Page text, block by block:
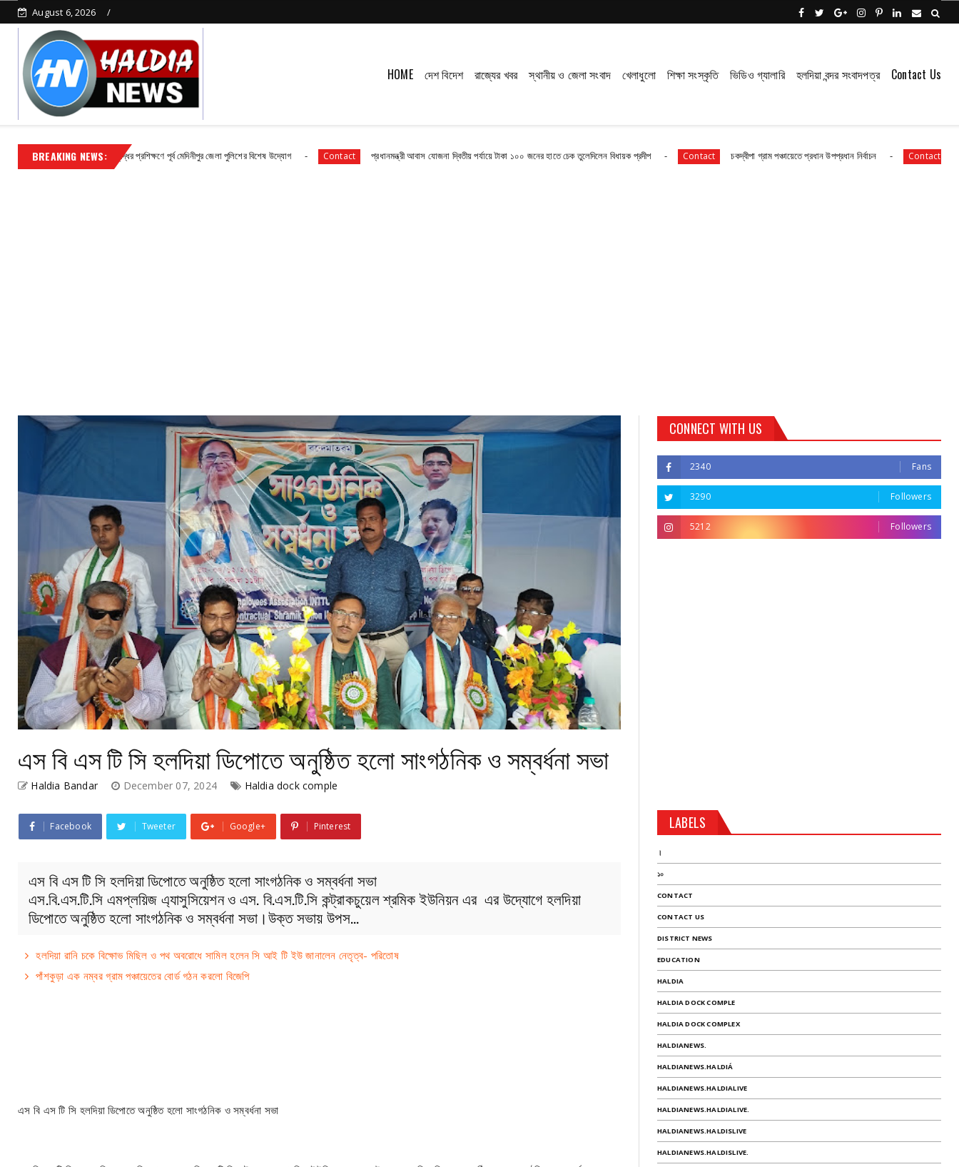
August 6, 2026
HOME দেশ বিদেশ রাজ্যের খবর স্থানীয় ও জেলা সংবাদ খেলাধুলো শিক্ষা সংস্কৃতি ভিডিও গ্যালারি হলদিয়া বন্দর সংবাদপত্র Contact Us
BREAKING NEWS:
অপরাধ দমনে দক্ষতা বৃদ্ধির প্রশিক্ষণে পূর্ব মেদিনীপুর জেলা পুলিশের বিশেষ উদ্যোগ Contact প্রধানমন্ত্রী আবাস যোজনা দ্বিতীয় পর্যায়ে টাকা ১০০ জনের হাতে চেক তুলেদিলেন বিধায়ক প্রদীপ Contact চকদ্বীপা গ্রাম পঞ্চায়েতে প্রধান উপপ্রধান নির্বাচন Contact সংবাদপত্রের
এস বি এস টি সি হলদিয়া ডিপোতে অনুষ্ঠিত হলো সাংগঠনিক ও সম্বর্ধনা সভা
Haldia Bandar December 07, 2024 Haldia dock comple
Facebook Tweeter Google+ Pinterest
এস বি এস টি সি হলদিয়া ডিপোতে অনুষ্ঠিত হলো সাংগঠনিক ও সম্বর্ধনা সভা
এস.বি.এস.টি.সি এমপ্লয়িজ এ্যাসুসিয়েশন ও এস. বি.এস.টি.সি কন্ট্রাকচুয়েল শ্রমিক ইউনিয়ন এর এর উদ্যোগে হলদিয়া
ডিপোতে অনুষ্ঠিত হলো সাংগঠনিক ও সম্বর্ধনা সভা।উক্ত সভায় উপস…
হলদিয়া রানি চকে বিক্ষোভ মিছিল ও পথ অবরোধে সামিল হলেন সি আই টি ইউ জানালেন নেতৃত্ব- পরিতোষ
পাঁশকুড়া এক নম্বর গ্রাম পঞ্চায়েতের বোর্ড গঠন করলো বিজেপি
এস বি এস টি সি হলদিয়া ডিপোতে অনুষ্ঠিত হলো সাংগঠনিক ও সম্বর্ধনা সভা
CONNECT WITH US
2340 Fans
3290 Followers
5212 Followers
LABELS
।
১০
CONTACT
CONTACT US
DISTRICT NEWS
EDUCATION
HALDIA
HALDIA DOCK COMPLE
HALDIA DOCK COMPLEX
HALDIANEWS.
HALDIANEWS.HALDIÁ
HALDIANEWS.HALDIALIVE
HALDIANEWS.HALDIALIVE.
HALDIANEWS.HALDISLIVE
HALDIANEWS.HALDISLIVE.